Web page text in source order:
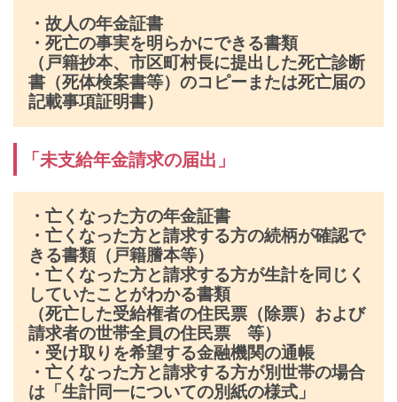
・故人の年金証書
・死亡の事実を明らかにできる書類
（戸籍抄本、市区町村長に提出した死亡診断
書（死体検案書等）のコピーまたは死亡届の
記載事項証明書）
「未支給年金請求の届出」
・亡くなった方の年金証書
・亡くなった方と請求する方の続柄が確認で
きる書類（戸籍謄本等）
・亡くなった方と請求する方が生計を同じく
していたことがわかる書類
（死亡した受給権者の住民票（除票）および
請求者の世帯全員の住民票 等）
・受け取りを希望する金融機関の通帳
・亡くなった方と請求する方が別世帯の場合
は「生計同一についての別紙の様式」